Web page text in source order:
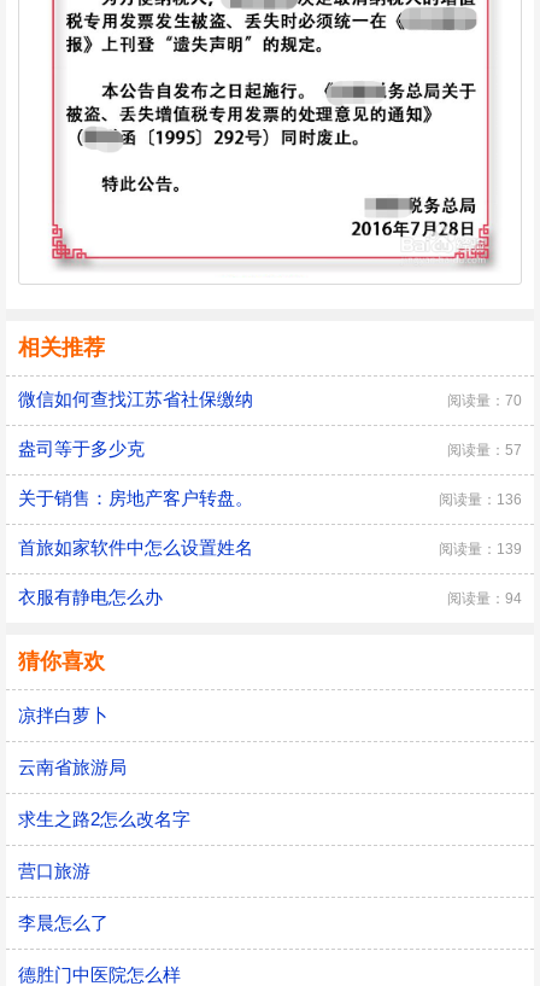
相关推荐
微信如何查找江苏省社保缴纳 阅读量：70
盎司等于多少克 阅读量：57
关于销售：房地产客户转盘。 阅读量：136
首旅如家软件中怎么设置姓名 阅读量：139
衣服有静电怎么办 阅读量：94
猜你喜欢
凉拌白萝卜
云南省旅游局
求生之路2怎么改名字
营口旅游
李晨怎么了
德胜门中医院怎么样